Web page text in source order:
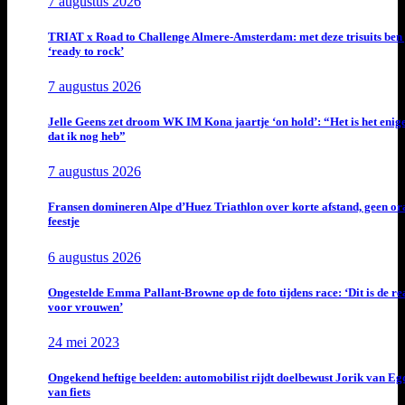
TRIAT x Road to Challenge Almere-Amsterdam: met deze trisuits ben
‘ready to rock’
7 augustus 2026
Jelle Geens zet droom WK IM Kona jaartje ‘on hold’: “Het is het
dat ik nog heb”
7 augustus 2026
Fransen domineren Alpe d’Huez Triathlon over korte afstand, geen
feestje
6 augustus 2026
Ongestelde Emma Pallant-Browne op de foto tijdens race: ‘Dit is de
voor vrouwen’
24 mei 2023
Ongekend heftige beelden: automobilist rijdt doelbewust Jorik van
van fiets